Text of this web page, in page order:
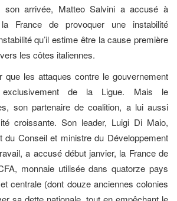
son arrivée, Matteo Salvini a accusé à
France de provoquer une instabilité
qu’il estime être la cause première
les côtes italiennes.
que les attaques contre le gouvernement
exclusivement de la Ligue. Mais le
son partenaire de coalition, a lui aussi
croissante. Son leader, Luigi Di Maio,
du Conseil et ministre du Développement
a accusé début janvier, la France de
monnaie utilisée dans quatorze pays
et centrale (dont douze anciennes colonies